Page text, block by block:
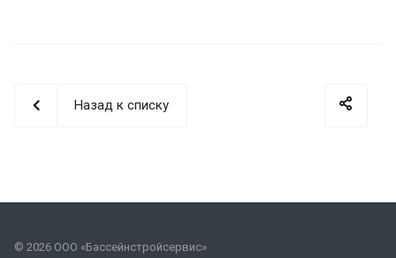
Назад к списку
© 2026 ООО «Бассейнстройсервис»